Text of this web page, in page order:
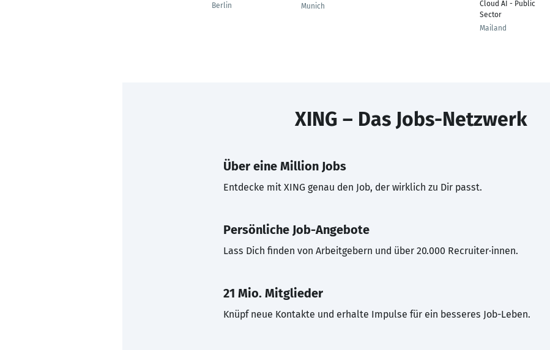
Berlin
Munich
Cloud AI - Public
Sector
Mailand
XING – Das Jobs-Netzwerk
Über eine Million Jobs
Entdecke mit XING genau den Job, der wirklich zu Dir passt.
Persönliche Job-Angebote
Lass Dich finden von Arbeitgebern und über 20.000 Recruiter·innen.
21 Mio. Mitglieder
Knüpf neue Kontakte und erhalte Impulse für ein besseres Job-Leben.